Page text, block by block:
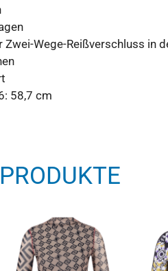
Wege-Reißverschluss in
58,7 cm